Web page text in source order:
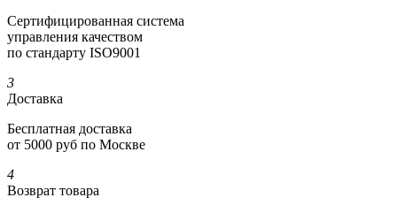
Сертифициро­ванная система
управления качеством
по стандарту ISO9001
3
Доставка
Бесплатная доставка
от 5000 руб по Москве
4
Возврат товара